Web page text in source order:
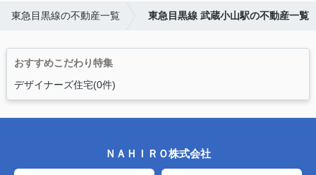
東急目黒線の不動産一覧 東急目黒線 武蔵小山駅の不動産一覧
おすすめこだわり特集
デザイナーズ住宅(0件)
ＮＡＨＩＲＯ株式会社